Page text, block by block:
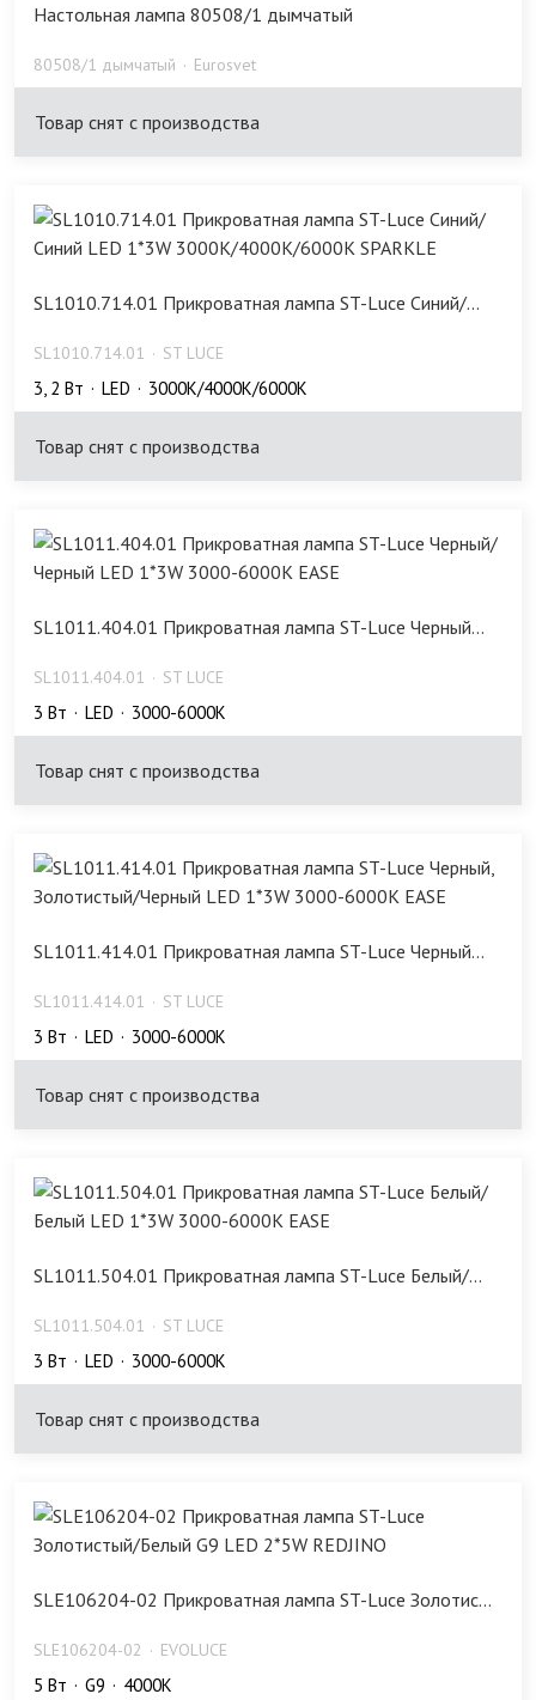
Настольная лампа 80508/1 дымчатый
80508/1 дымчатый Eurosvet
Товар снят с производства
SL1010.714.01 Прикроватная лампа ST-Luce Синий/...
SL1010.714.01 ST LUCE
3, 2 Bт LED 3000K/4000K/6000K
Товар снят с производства
SL1011.404.01 Прикроватная лампа ST-Luce Черный...
SL1011.404.01 ST LUCE
3 Bт LED 3000-6000K
Товар снят с производства
SL1011.414.01 Прикроватная лампа ST-Luce Черный...
SL1011.414.01 ST LUCE
3 Bт LED 3000-6000K
Товар снят с производства
SL1011.504.01 Прикроватная лампа ST-Luce Белый/...
SL1011.504.01 ST LUCE
3 Bт LED 3000-6000K
Товар снят с производства
SLE106204-02 Прикроватная лампа ST-Luce Золотис...
SLE106204-02 EVOLUCE
5 Bт G9 4000K